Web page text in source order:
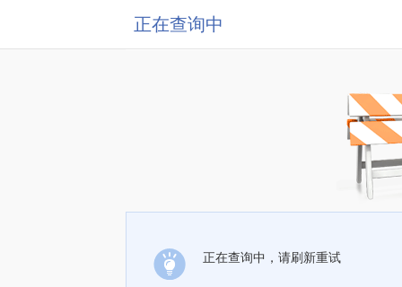
正在查询中
正在查询中，请刷新重试